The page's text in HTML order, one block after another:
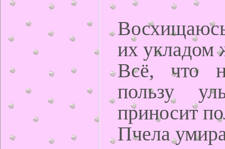
их укладом
Всё, что
пользу
приносит
Пчела